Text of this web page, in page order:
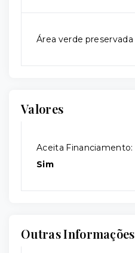
Área verde preservada
Valores
Aceita Financiamento:
Sim
Outras Informações